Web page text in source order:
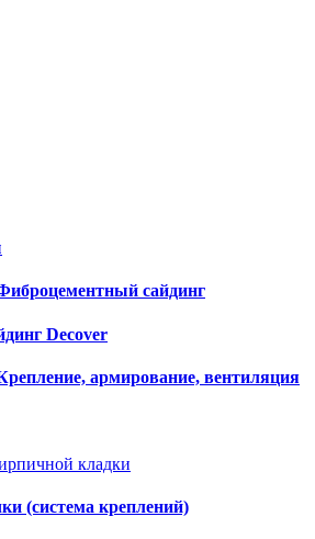
сайдинг
Decover
армирование, вентиляция
кладки
(система креплений)